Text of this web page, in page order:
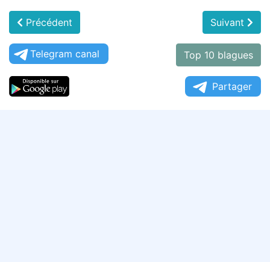
Précédent Suivant
Telegram canal Top 10 blagues
Partager